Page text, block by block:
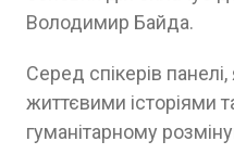
Володимир Байда.
Серед спікерів
життєвими історіями
гуманітарному